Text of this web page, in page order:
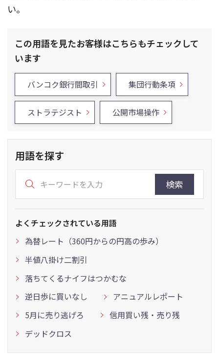
い。
この用語を見たお客様はこちらもチェックして
います
バンコク銀行間取引 集団行動条項
ストラテジスト 公開市場操作
用語を探す
検索
よくチェックされている用語
為替レート（360円からの円高の歩み）
半値八掛け二割引
落ちてくるナイフはつかむな
逆日歩に買いなし
アニュアルレポート
5月に売り逃げろ
信用買い残・売り残
デッドクロス